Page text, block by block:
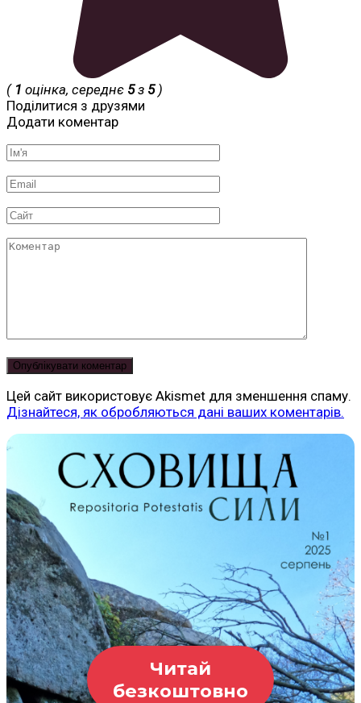
( 1 оцінка, середнє 5з 5)
Поділитися з друзями
Додати коментар
Ім'я
Email
Сайт
Коментар
Цей сайт використовує Akismet для зменшення спаму.
Дізнайтеся, як обробляються дані ваших коментарів.
Читай
безкоштовно